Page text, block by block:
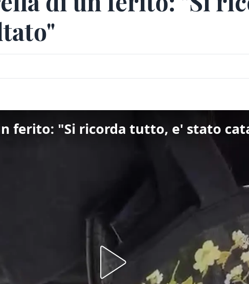
ferito: "Si ricorda tutto, e' stato